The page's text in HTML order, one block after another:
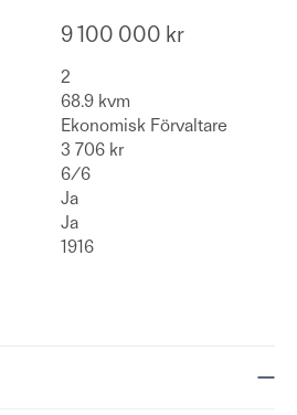
9 100 000 kr
2
68.9 kvm
Ekonomisk Förvaltare
3 706 kr
6/6
Ja
Ja
1916